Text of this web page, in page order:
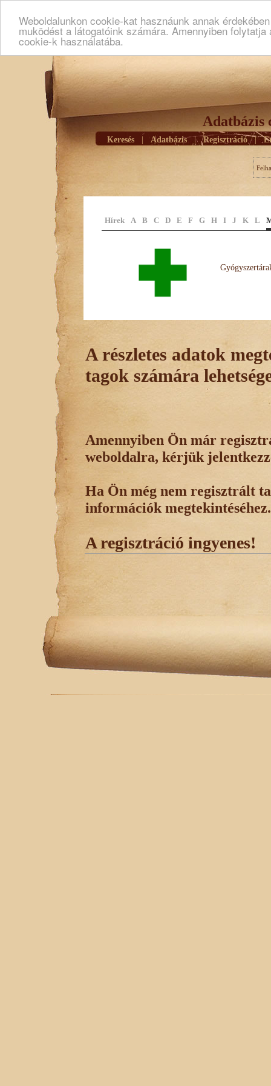
Weboldalunkon cookie-kat hasznáunk annak
muködést a látogatóink számára. Amennyiben
cookie-k használatába.
Adatbázis
Keresés Adatbázis | Regisztráció |
Hírek A B C D E F G H I J K L
A részletes adatok
tagok számára
Amennyiben Ön már
weboldalra, kérjük
Ha Ön még nem regisztrált
információk megtekintéséhez.
A regisztráció ingyenes!